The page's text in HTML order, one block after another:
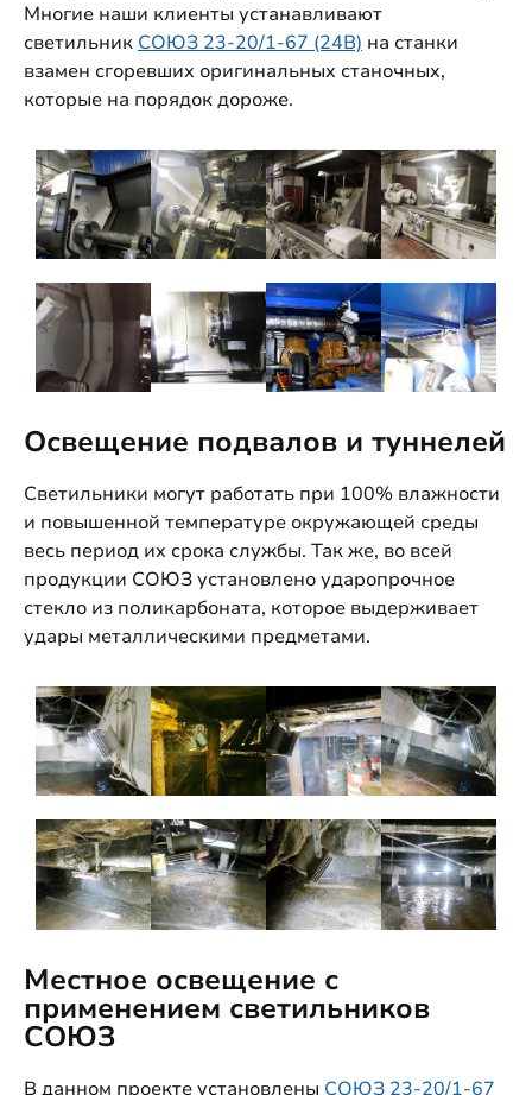
Многие наши клиенты устанавливают
светильник СОЮЗ 23-20/1-67 (24В) на станки
взамен сгоревших оригинальных станочных,
которые на порядок дороже.
Освещение подвалов и туннелей
Светильники могут работать при 100% влажности
и повышенной температуре окружающей среды
весь период их срока службы. Так же, во всей
продукции СОЮЗ установлено ударопрочное
стекло из поликарбоната, которое выдерживает
удары металлическими предметами.
Местное освещение с
применением светильников
СОЮЗ
В данном проекте установлены СОЮЗ 23-20/1-67